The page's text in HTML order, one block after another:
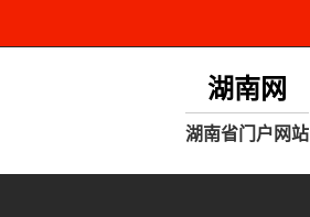
湖南网
湖南省门户网站